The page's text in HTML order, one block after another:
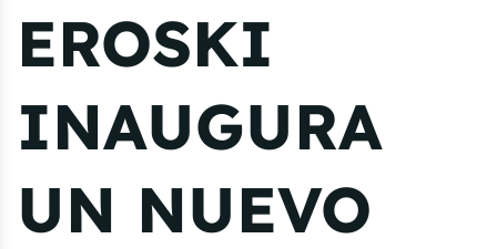
EROSKI
INAUGURA
UN NUEVO